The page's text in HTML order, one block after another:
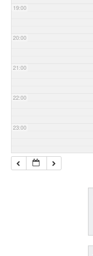
19:00
20:00
21:00
22:00
23:00